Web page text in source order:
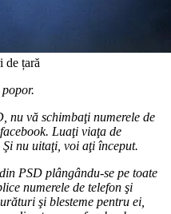
de țară
nu vă schimbaţi numerele de
Luaţi viaţa de
nu uitaţi, voi aţi început.
PSD plângându-se pe toate
numerele de telefon şi
şi blesteme pentru ei,